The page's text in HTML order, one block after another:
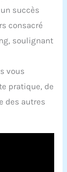
succès
consacré
soulignant
vous
pratique, de
des autres